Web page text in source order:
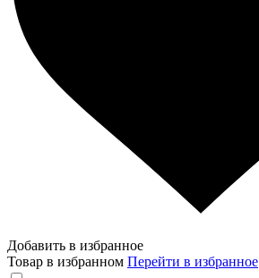
Добавить в избранное
Товар в избранном Перейти в избранное